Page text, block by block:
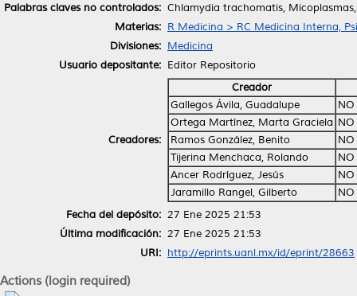
Palabras claves no controlados: Chlamydia trachomatis,
Materias: R Medicina > RC Medicina Interna,
Divisiones: Medicina
Usuario depositante: Editor Repositorio
Creadores:
Creador
Gallegos Ávila, Guadalupe
NO
Ortega Martínez, Marta Graciela NO
Ramos González, Benito
NO
Tijerina Menchaca, Rolando
NO
Ancer Rodríguez, Jesús
NO
Jaramillo Rangel, Gilberto
NO
Fecha del depósito: 27 Ene 2025 21:53
Última modificación: 27 Ene 2025 21:53
URI: http://eprints.uanl.mx/id/eprint/28663
Actions (login required)